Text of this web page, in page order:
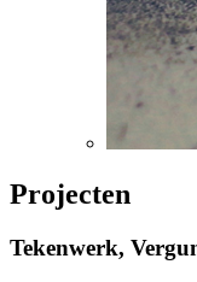
Projecten
Tekenwerk,